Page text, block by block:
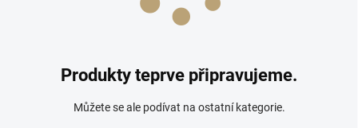
Produkty teprve připravujeme.
Můžete se ale podívat na ostatní kategorie.